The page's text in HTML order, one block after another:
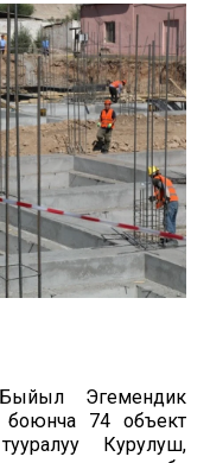
Эгемендик
боюнча 74 объект
Курулуш,